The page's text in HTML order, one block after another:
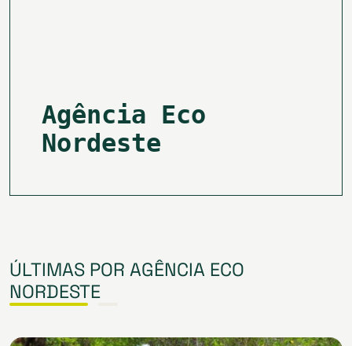
Agência Eco
Nordeste
ÚLTIMAS POR AGÊNCIA ECO
NORDESTE